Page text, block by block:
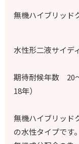
無機ハイブリッド
水性形二液サイデ
期待耐候年数 20
18年）
無機ハイブリッド
の水性タイプです。